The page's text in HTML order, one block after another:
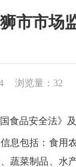
市市场
浏览量： 32
品安全法》及
息包括： 食用
蔬菜制品、水